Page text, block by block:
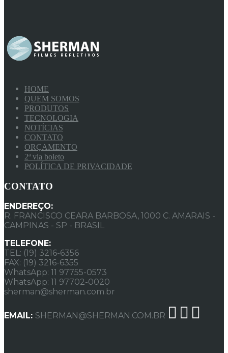
HOME
QUEM SOMOS
PRODUTOS
TECNOLOGIA
NOTÍCIAS
CONTATO
ORÇAMENTO
2ª via boleto
POLÍTICA DE PRIVACIDADE
CONTATO
ENDEREÇO:
R. FRANCISCO CEARA BARBOSA, 1000 C. AMARAIS -
CAMPINAS - SP - BRASIL
TELEFONE:
TEL: (19) 3216-6356
FAX: (19) 3216-6355
WhatsApp: 11 97755-0573
WhatsApp: 11 97702-0020
sherman@sherman.com.br
EMAIL: SHERMAN@SHERMAN.COM.BR